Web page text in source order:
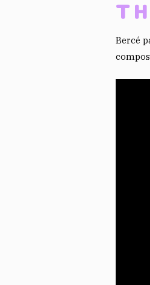
Bercé